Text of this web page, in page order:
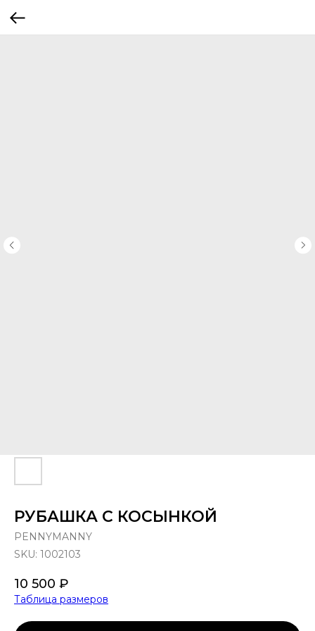
РУБАШКА С КОСЫНКОЙ
PENNYMANNY
SKU: 1002103
10 500 ₽
Таблица размеров